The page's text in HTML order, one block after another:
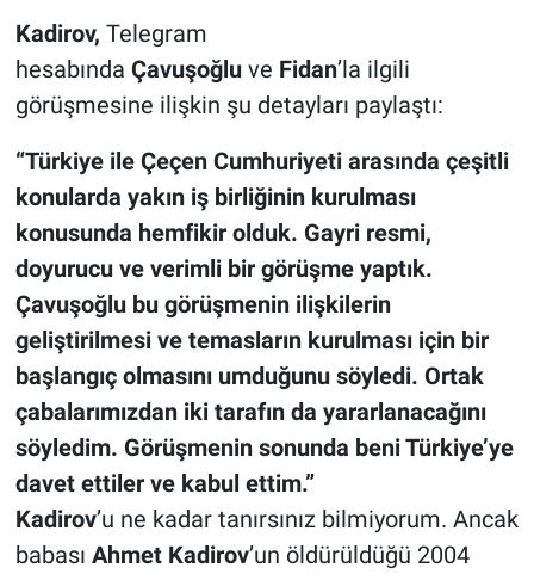
Kadirov, Telegram
hesabında Çavuşoğluve Fidan’la ilgili
görüşmesine ilişkin şu detayları paylaştı:
“Türkiye ile Çeçen Cumhuriyeti arasında çeşitli
konularda yakın iş birliğinin kurulması
konusunda hemfikir olduk. Gayri resmi,
doyurucu ve verimli bir görüşme yaptık.
Çavuşoğlu bu görüşmenin ilişkilerin
geliştirilmesi ve temasların kurulması için bir
başlangıç ​​olmasını umduğunu söyledi. Ortak
çabalarımızdan iki tarafın da yararlanacağını
söyledim. Görüşmenin sonunda beni Türkiye’ye
davet ettiler ve kabul ettim.”
Kadirov’u ne kadar tanırsınız bilmiyorum. Ancak
babası Ahmet Kadirov’un öldürüldüğü 2004